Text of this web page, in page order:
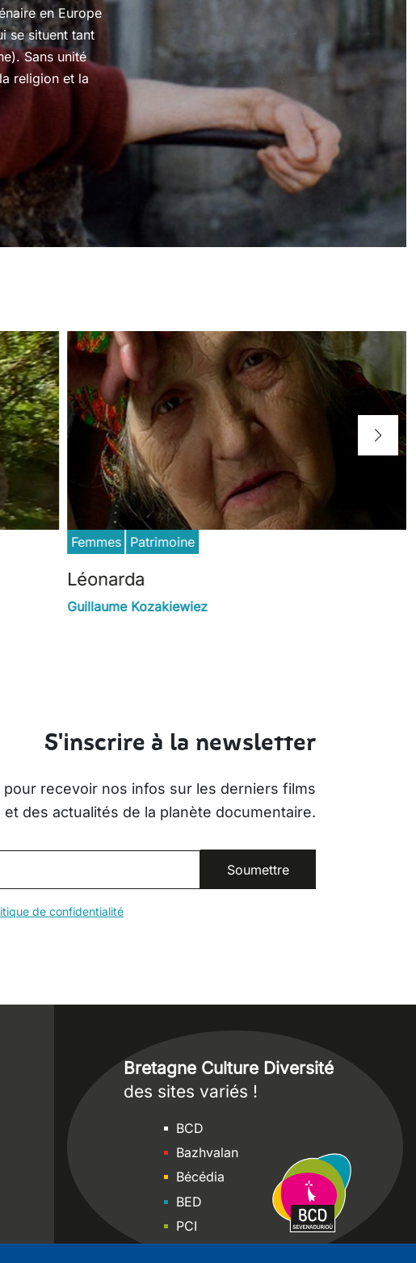
en Europe
se situent tant
Sans unité
religion et la
Femmes Patrimoine
Léonarda
Guillaume Kozakiewiez
S'inscrire à la newsletter
recevoir nos infos sur les derniers films
et des actualités de la planète documentaire.
de confidentialité
Bretagne Culture Diversité
des sites variés !
SitesBCD
Bazhvalan
Bécédia
BED
PCI